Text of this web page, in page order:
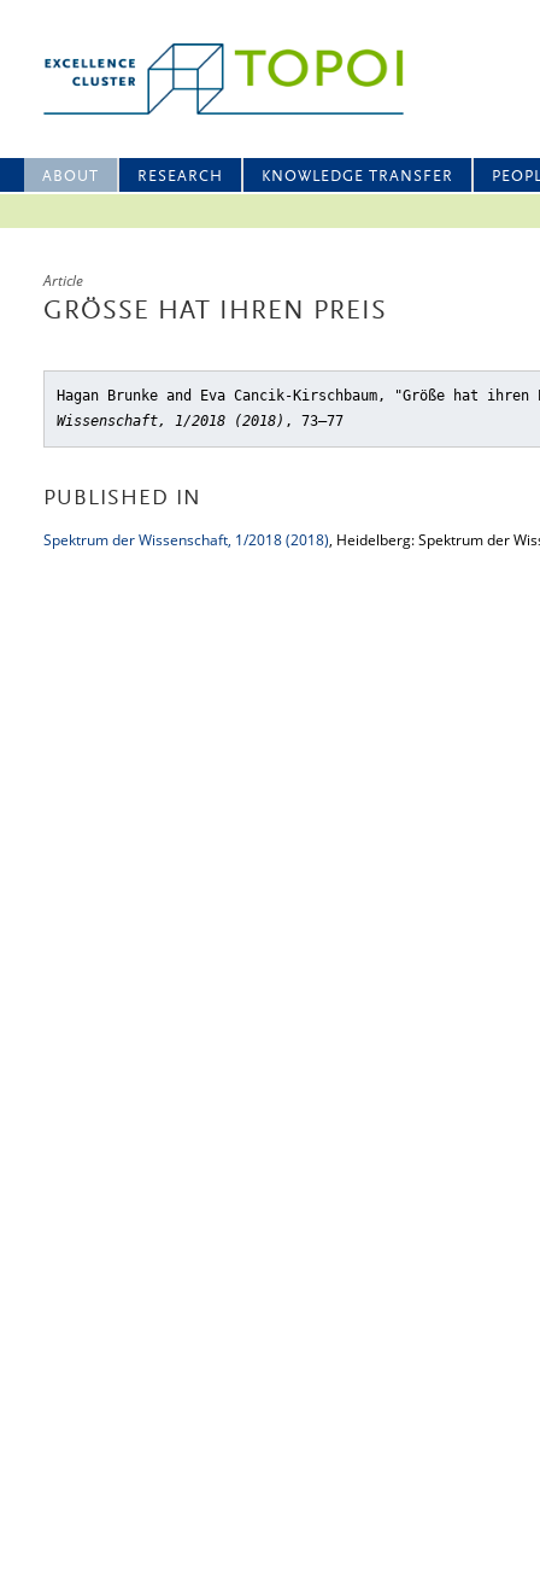
ABOUT RESEARCH KNOWLEDGE TRANSFER
Article
GRÖSSE HAT IHREN PREIS
Hagan Brunke and Eva Cancik-Kirschbaum, "Größe hat
Wissenschaft, 1/2018 (2018) , 73–77
PUBLISHED IN
Spektrum der Wissenschaft, 1/2018 (2018), Heidelberg: Spektrum der